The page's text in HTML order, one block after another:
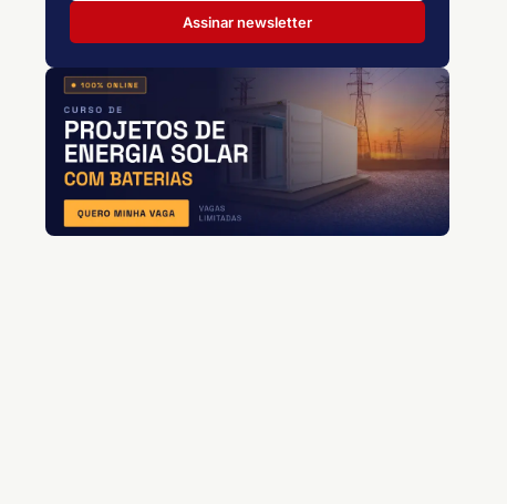
Assinar newsletter